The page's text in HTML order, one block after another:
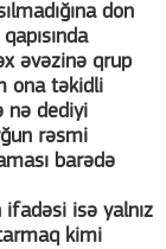
don
əvəzinə qrup
ona təkidli
nə dediyi
rəsmi
barədə
isə yalnız
kimi